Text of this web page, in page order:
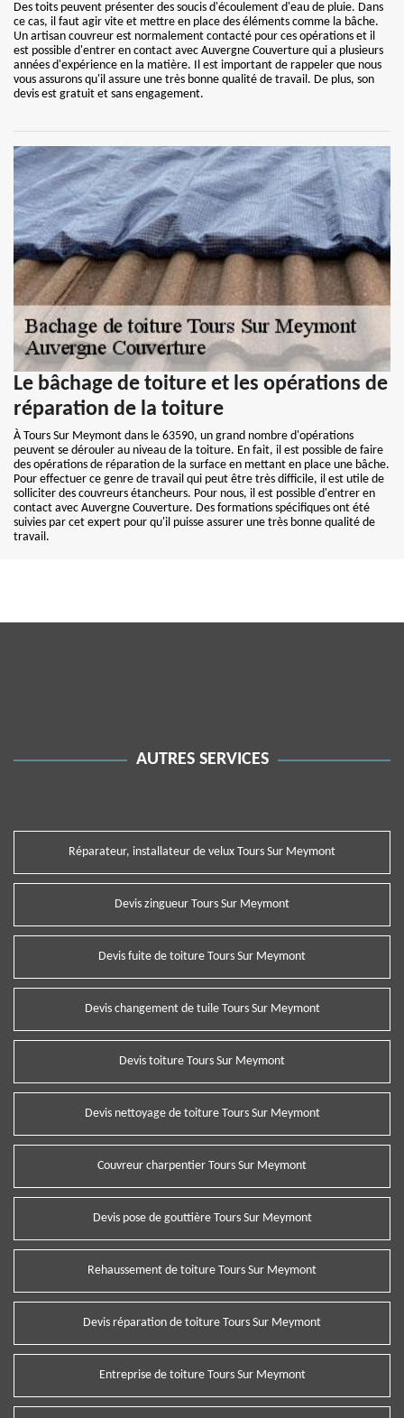
Des toits peuvent présenter des soucis d'écoulement d'eau de pluie. Dans
ce cas, il faut agir vite et mettre en place des éléments comme la bâche.
Un artisan couvreur est normalement contacté pour ces opérations et il
est possible d'entrer en contact avec Auvergne Couverture qui a plusieurs
années d'expérience en la matière. Il est important de rappeler que nous
vous assurons qu'il assure une très bonne qualité de travail. De plus, son
devis est gratuit et sans engagement.
Le bâchage de toiture et les opérations de
réparation de la toiture
À Tours Sur Meymont dans le 63590, un grand nombre d'opérations
peuvent se dérouler au niveau de la toiture. En fait, il est possible de faire
des opérations de réparation de la surface en mettant en place une bâche.
Pour effectuer ce genre de travail qui peut être très difficile, il est utile de
solliciter des couvreurs étancheurs. Pour nous, il est possible d'entrer en
contact avec Auvergne Couverture. Des formations spécifiques ont été
suivies par cet expert pour qu'il puisse assurer une très bonne qualité de
travail.
AUTRES SERVICES
Réparateur, installateur de velux Tours Sur Meymont
Devis zingueur Tours Sur Meymont
Devis fuite de toiture Tours Sur Meymont
Devis changement de tuile Tours Sur Meymont
Devis toiture Tours Sur Meymont
Devis nettoyage de toiture Tours Sur Meymont
Couvreur charpentier Tours Sur Meymont
Devis pose de gouttière Tours Sur Meymont
Rehaussement de toiture Tours Sur Meymont
Devis réparation de toiture Tours Sur Meymont
Entreprise de toiture Tours Sur Meymont